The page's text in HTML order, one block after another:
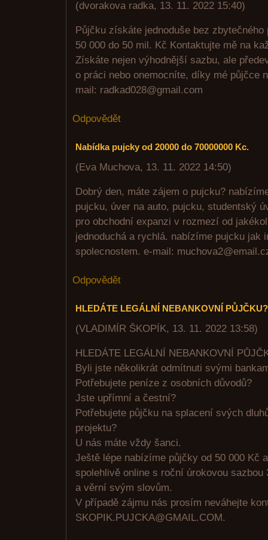
(dvorakova radka, 13. 11. 2022 15:40)
Půjčku získáte jednoduše bez
50 000 do 50 mil. Kč Kontaktujte mě na
Získáte nejen výhodnější sazbu, ale
o práci nebo onemocníte, díky mé půjčce
mail: radkad028@gmail.com
Odpovědět
Nabídka pujcky od 20000 do 70000000 Kc.
(Eva Muchova, 13. 11. 2022 14:50)
Dobrý den, máte zájem o pujcku?
pujcku, úver na auto, pujcku, studentský
pro obchodní expanzi v rozmezí od
jednoduchá a rychlá. nabízíme pujcku jak
spolecnostem. e-mail:
Odpovědět
HLEDÁTE LEGÁLNÍ NEBANKOVNÍ PŮJČKU?
(VLADIMÍR ŠKOPÍK, 13. 11. 2022 13:58)
HLEDÁTE LEGÁLNÍ NEBANKOVNÍ
Byli jste několikrát odmítnuti svými
Potřebujete peníze z osobních důvodů?
Jste upřímní a čestní?
Potřebujete půjčku na splacení svých
projektu?
U nás máte vždy šanci.
Ještě lépe nabízíme půjčky od 50 000 Kč
spolehlivě online s roční úrokovou
a věrní svým slovům.
V případě zájmu nás prosím neváhejte
SKOPIK.PUJCKA@GMAIL.COM.